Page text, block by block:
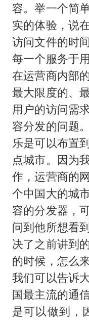
容。举一个简
实的体验，说
访问文件的时
每一个服务于
在运营商内部
最大限度的、
用户的访问需
容分发的问题
乐是可以布置
点城市。因为
作，运营商的
个中国大的城
容的分发器，
问到他所想看
决了之前讲到
的时候，怎么
我们可以告诉
国最主流的通
是可以做到，